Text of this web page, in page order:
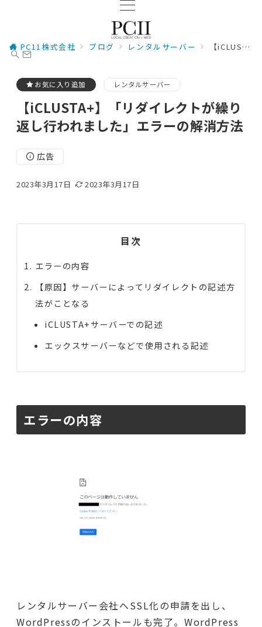
PC11株式会社 ブログ レンタルサーバー 【iCLUSTA+】「リダイレクトが繰り返し行われました」エラーの解消方法
お気に入り追加 レンタルサーバー
【iCLUSTA+】「リダイレクトが繰り
返し行われました」エラーの解消方法
広告
2023年3月17日 2023年3月17日
目次
エラーの内容
【原因】サーバーによってリダイレクトの記述方
法がことなる
iCLUSTA+サーバーでの記述
エックスサーバーなどで使用される記述
エラーの内容
レンタルサーバー会社へSSL化の申請を出し、
WordPressのインストールも完了。WordPress